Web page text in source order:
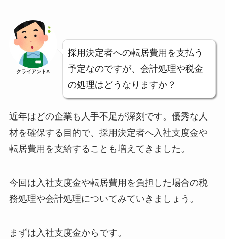
クライアントA
採用決定者への転居費用を支払う
予定なのですが、会計処理や税金
の処理はどうなりますか？
近年はどの企業も人手不足が深刻です。優秀な人
材を確保する目的で、採用決定者へ入社支度金や
転居費用を支給することも増えてきました。
今回は入社支度金や転居費用を負担した場合の税
務処理や会計処理についてみていきましょう。
まずは入社支度金からです。